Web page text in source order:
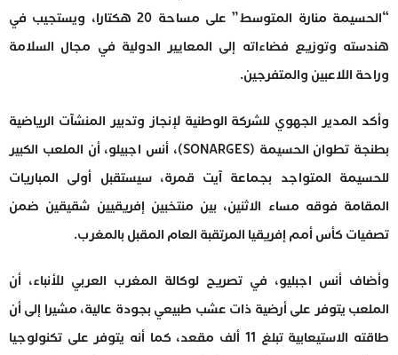
“الحسيمة منارة المتوسط” على مساحة 20 هكتارا، ويستجيب في
هندسته وتوزيع فضاءاته إلى المعايير الدولية في مجال السلامة
وراحة اللاعبين والمتفرجين.
وأكد المدير الجهوي للشركة الوطنية لإنجاز وتدبير المنشآت الرياضية
بطنجة تطوان الحسيمة (SONARGES)، أنس اجبيلو، أن الملعب الكبير
للحسيمة المتواجد بجماعة آيت قمرة، سيستقبل أولى المباريات
المقامة فوقه مساء الاثنين، بين منتخبين إفريقيين شقيقين ضمن
تصفيات كأس أمم إفريقيا المرتقبة العام المقبل بالمغرب.
وأضاف أنس اجبليو، في تصريح لوكالة المغرب العربي للأنباء، أن
الملعب يتوفر على أرضية ذات عشب طبيعي بجودة عالية، مشيرا إلى أن
طاقته الاستيعابية تبلغ 11 ألف مقعد، كما أنه يتوفر على تكنولوجيا